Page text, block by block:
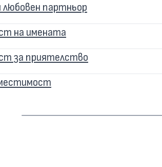
партньор
на имената
за приятелство